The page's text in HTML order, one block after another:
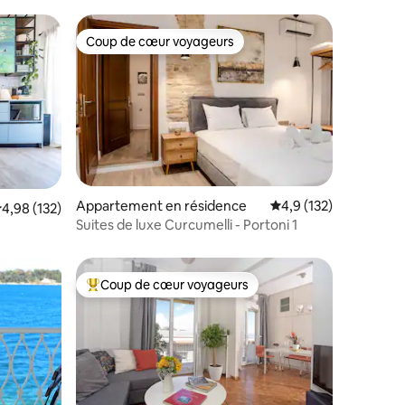
: 4,86 sur 5
appréciés
moyenne sur la base de 132 commentaires : 4,98 sur 5
4,98 (132)
Coup de cœur voyageurs
Coup de cœur voyageurs
Appartement en résidence Évaluation moyenne
4,9 (132)
Suites de luxe Curcumelli - Portoni 1
Coups de cœur voyageurs les plus appréciés
Coup de cœur voyageurs